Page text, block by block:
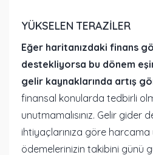
YÜKSELEN TERAZİLER
Eğer haritanızdaki finans
destekliyorsa bu dönem
gelir kaynaklarında artış
finansal konularda tedbirli
unutmamalısınız. Gelir gider
ihtiyaçlarınıza göre harcama
ödemelerinizin takibini günü